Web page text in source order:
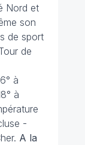
Nord et
son
de sport
de
à
à
-
A la